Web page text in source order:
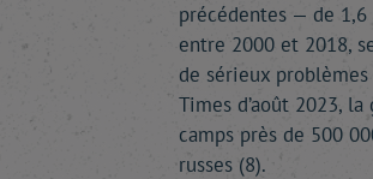
précédentes — de
entre 2000 et 2018,
de sérieux problèmes
Times d’août 2023,
camps près de 500
russes (8).